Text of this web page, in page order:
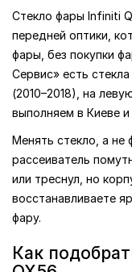
Стекло фары Infiniti
передней оптики,
фары, без покупки
Сервис» есть
(2010–2018), на
выполняем в Киеве и
Менять стекло, а не
рассеиватель
или треснул, но
восстанавливаете
фару.
Как